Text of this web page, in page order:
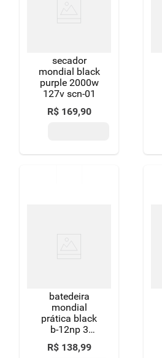
secador
mondial black
purple 2000w
127v scn-01
R$ 169,90
batedeira
mondial
prática black
b-12np 3
velocidades
350w
R$ 138,99